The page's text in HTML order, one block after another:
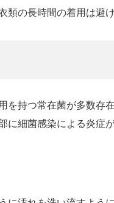
の長時間の着用は避
を持つ常在菌が多数存
に細菌感染による炎症